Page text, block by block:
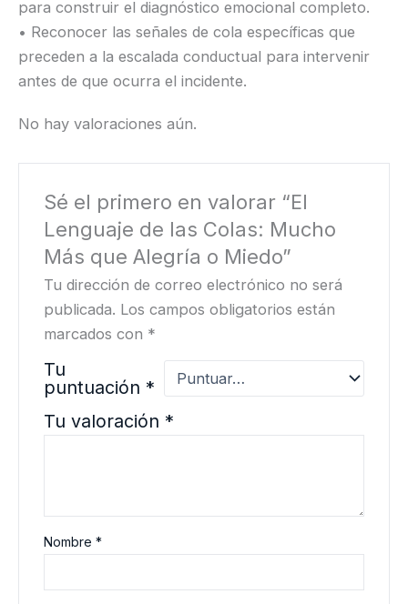
para construir el diagnóstico emocional completo.
• Reconocer las señales de cola específicas que
preceden a la escalada conductual para intervenir
antes de que ocurra el incidente.
No hay valoraciones aún.
Sé el primero en valorar “El
Lenguaje de las Colas: Mucho
Más que Alegría o Miedo”
Tu dirección de correo electrónico no será
publicada. Los campos obligatorios están
marcados con *
Tu
puntuación *
Tu valoración *
Nombre*